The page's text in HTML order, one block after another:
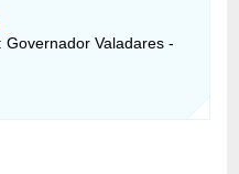
Governador Valadares -